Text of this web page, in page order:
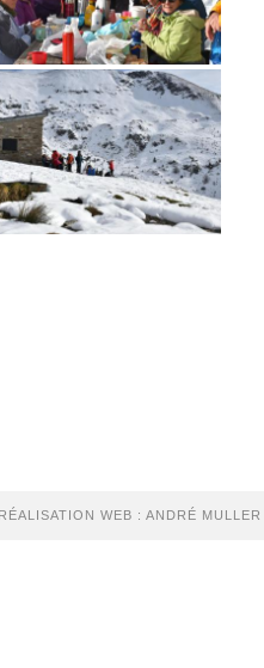
WEB : ANDRÉ MULLER